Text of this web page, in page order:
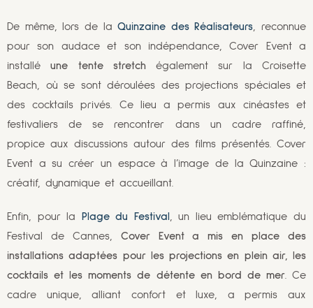
De même, lors de laQuinzaine des Réalisateurs, reconnue
pour son audace et son indépendance, Cover Event a
installéune tente stretchégalement sur la Croisette
Beach, où se sont déroulées des projections spéciales et
des cocktails privés. Ce lieu a permis aux cinéastes et
festivaliers de se rencontrer dans un cadre raffiné,
propice aux discussions autour des films présentés. Cover
Event a su créer un espace à l’image de la Quinzaine :
créatif, dynamique et accueillant.
Enfin, pour la Plage du Festival , un lieu emblématique du
Festival de Cannes, Cover Event a mis en place des
installations adaptées pour les projections en plein air, les
cocktails et les moments de détente en bord de mer. Ce
cadre unique, alliant confort et luxe, a permis aux